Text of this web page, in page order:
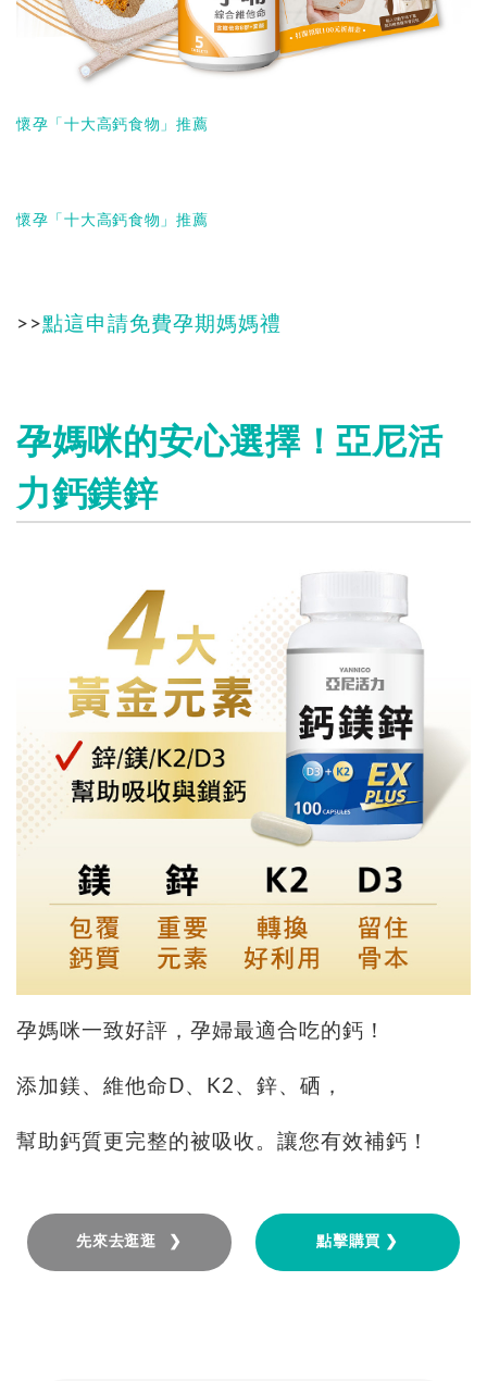
懷孕「十大高鈣食物」推薦
懷孕「十大高鈣食物」推薦
>>點這申請免費孕期媽媽禮
孕媽咪的安心選擇！亞尼活
力鈣鎂鋅
孕媽咪一致好評，孕婦最適合吃的鈣！
添加鎂、維他命D、K2、鋅、硒，
幫助鈣質更完整的被吸收。讓您有效補鈣！
先來去逛逛 ❯ 點擊購買 ❯